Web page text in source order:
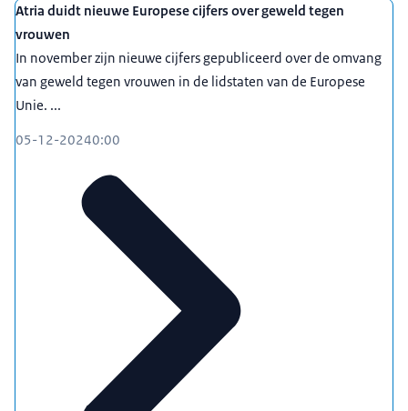
Atria duidt nieuwe Europese cijfers over geweld tegen
vrouwen
In november zijn nieuwe cijfers gepubliceerd over de omvang
van geweld tegen vrouwen in de lidstaten van de Europese
Unie. ...
05-12-20240:00